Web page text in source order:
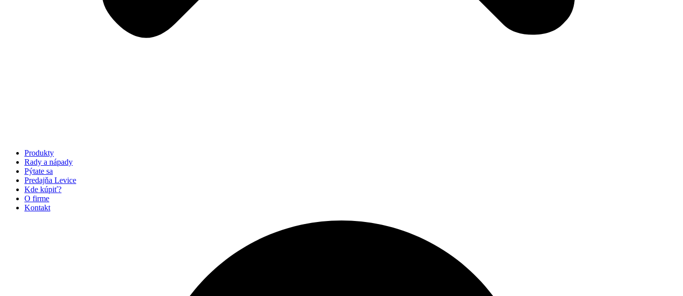
Produkty
Rady a nápady
Pýtate sa
Predajňa Levice
Kde kúpiť?
O firme
Kontakt